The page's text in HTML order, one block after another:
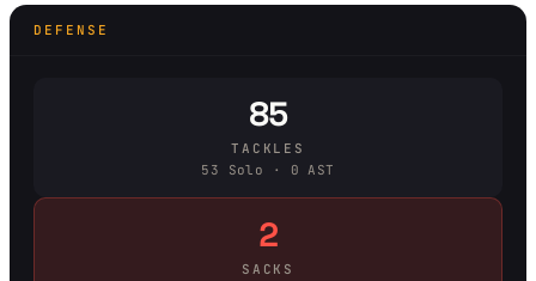
DEFENSE
85
TACKLES
53 Solo · 0 AST
2
SACKS